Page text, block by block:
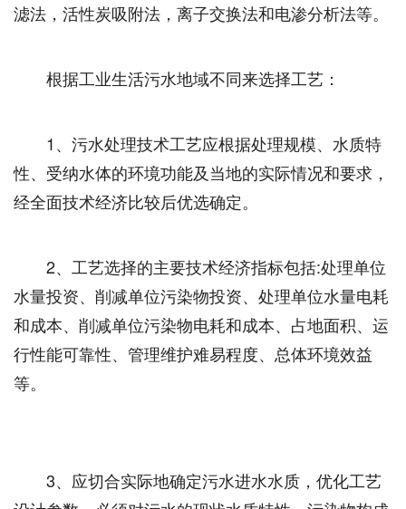
滤法，活性炭吸附法，离子交换法和电渗分析法等。
根据工业生活污水地域不同来选择工艺：
1、污水处理技术工艺应根据处理规模、水质特
性、受纳水体的环境功能及当地的实际情况和要求，
经全面技术经济比较后优选确定。
2、工艺选择的主要技术经济指标包括:处理单位
水量投资、削减单位污染物投资、处理单位水量电耗
和成本、削减单位污染物电耗和成本、占地面积、运
行性能可靠性、管理维护难易程度、总体环境效益
等。
3、应切合实际地确定污水进水水质，优化工艺